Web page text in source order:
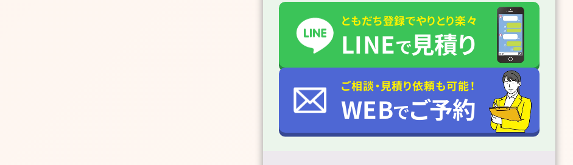
ともだち登録でやりとり楽々
LINEで見積り
ご相談・見積り依頼も可能！
WEBでご予約